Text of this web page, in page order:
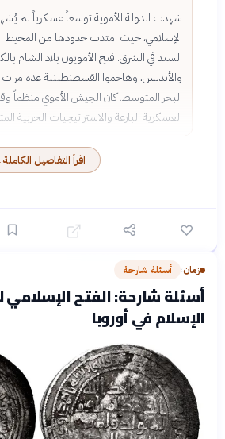
شهدت الدولة الأموية توسعاً عسكرياً لم يُشهد
الإسلامي، حيث امتدت حدودها من المحيط
السند في الشرق. فتح الأمويون بلاد الشام
والأندلس، وهاجموا القسطنطينية عدة مرات
البحر المتوسط. كان الجيش الأموي منظماً
العسكرية البارعة والاستراتيجيات الحربية
اقرأ التفاصيل الكاملة←
زمان› أسئلة شارحة
أسئلة شارحة: الفتح الإسلامي
الإسلام في أوروبا